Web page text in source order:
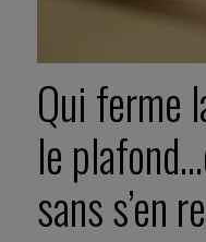
Qui ferme
le
sans s’en